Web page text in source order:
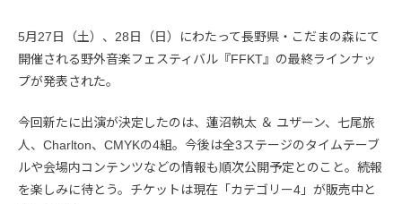
5月27日（土）、28日（日）にわたって長野県・こだまの森にて
開催される野外音楽フェスティバル『FFKT』の最終ラインナッ
プが発表された。
今回新たに出演が決定したのは、蓮沼執太 ＆ ユザーン、七尾旅
人、Charlton、CMYKの4組。今後は全3ステージのタイムテーブ
ルや会場内コンテンツなどの情報も順次公開予定とのこと。続報
を楽しみに待とう。チケットは現在「カテゴリー4」が販売中と